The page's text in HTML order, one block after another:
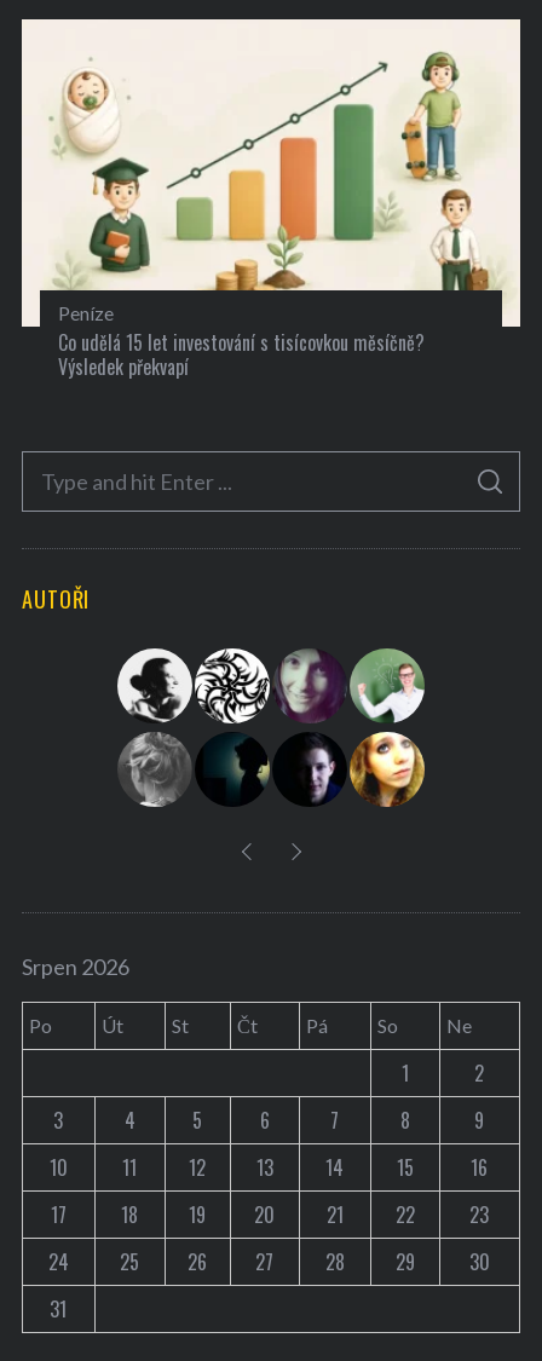
Peníze
Co udělá 15 let investování s tisícovkou měsíčně?
Výsledek překvapí
c
S
A
C
AUTOŘI
Srpen 2026
Po Út St Čt Pá So Ne
1
2
3
4 5 6 7 8
9
10
11 12 13 14 15
16
17
18 19 20 21 22
23
24
25 26 27 28 29
30
31